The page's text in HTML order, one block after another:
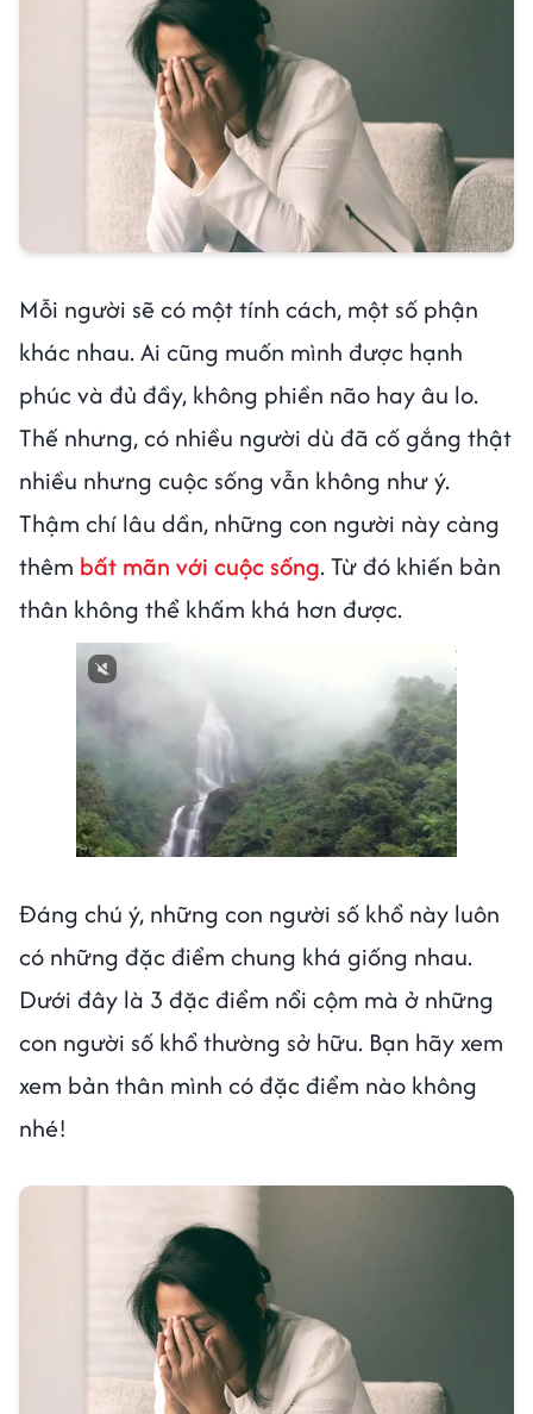
Mỗi người sẽ có một tính cách, một số phận
khác nhau. Ai cũng muốn mình được hạnh
phúc và đủ đầy, không phiền não hay âu lo.
Thế nhưng, có nhiều người dù đã cố gắng thật
nhiều nhưng cuộc sống vẫn không như ý.
Thậm chí lâu dần, những con người này càng
thêm bất mãn với cuộc sống. Từ đó khiến bản
thân không thể khấm khá hơn được.
Đáng chú ý, những con người số khổ này luôn
có những đặc điểm chung khá giống nhau.
Dưới đây là 3 đặc điểm nổi cộm mà ở những
con người số khổ thường sở hữu. Bạn hãy xem
xem bản thân mình có đặc điểm nào không
nhé!